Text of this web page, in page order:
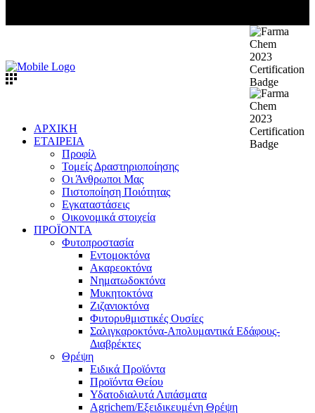
ΑΡΧΙΚΗ
ΕΤΑΙΡΕΙΑ
Προφίλ
Τομείς Δραστηριοποίησης
Οι Άνθρωποι Μας
Πιστοποίηση Ποιότητας
Εγκαταστάσεις
Οικονομικά στοιχεία
ΠΡΟΪΟΝΤΑ
Φυτοπροστασία
Εντομοκτόνα
Ακαρεοκτόνα
Νηματωδοκτόνα
Μυκητοκτόνα
Ζιζανιοκτόνα
Φυτορυθμιστικές Ουσίες
Σαλιγκαροκτόνα-Απολυμαντικά Εδάφους-
Διαβρέκτες
Θρέψη
Ειδικά Προϊόντα
Προϊόντα Θείου
Υδατοδιαλυτά Λιπάσματα
Agrichem/Εξειδικευμένη Θρέψη